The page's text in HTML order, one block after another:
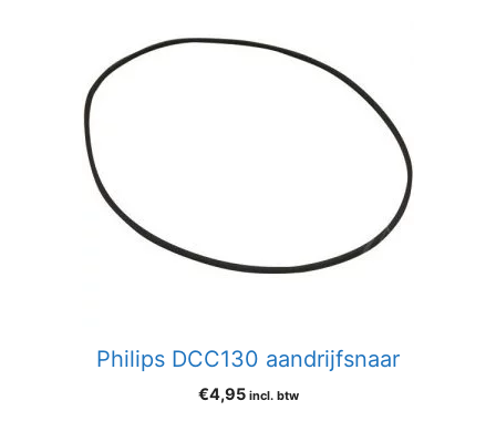
Philips DCC130 aandrijfsnaar
€4,95 incl. btw